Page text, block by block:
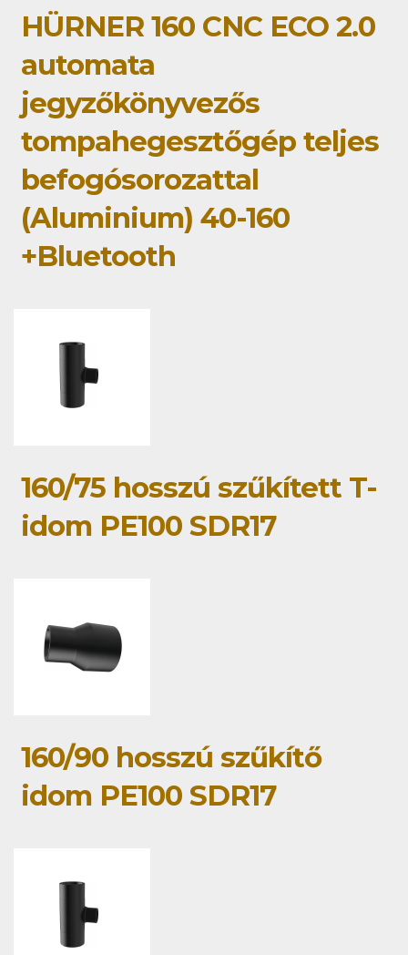
HÜRNER 160 CNC ECO 2.0
automata
jegyzőkönyvezős
tompahegesztőgép teljes
befogósorozattal
(Aluminium) 40-160
+Bluetooth
160/75 hosszú szűkített T-
idom PE100 SDR17
160/90 hosszú szűkítő
idom PE100 SDR17